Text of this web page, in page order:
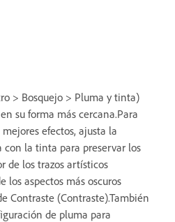
> Bosquejo > Pluma y tinta)
su forma más cercana.Para
efectos, ajusta la
la tinta para preservar los
de los trazos artísticos
los aspectos más oscuros
Contraste (Contraste).También
de pluma para